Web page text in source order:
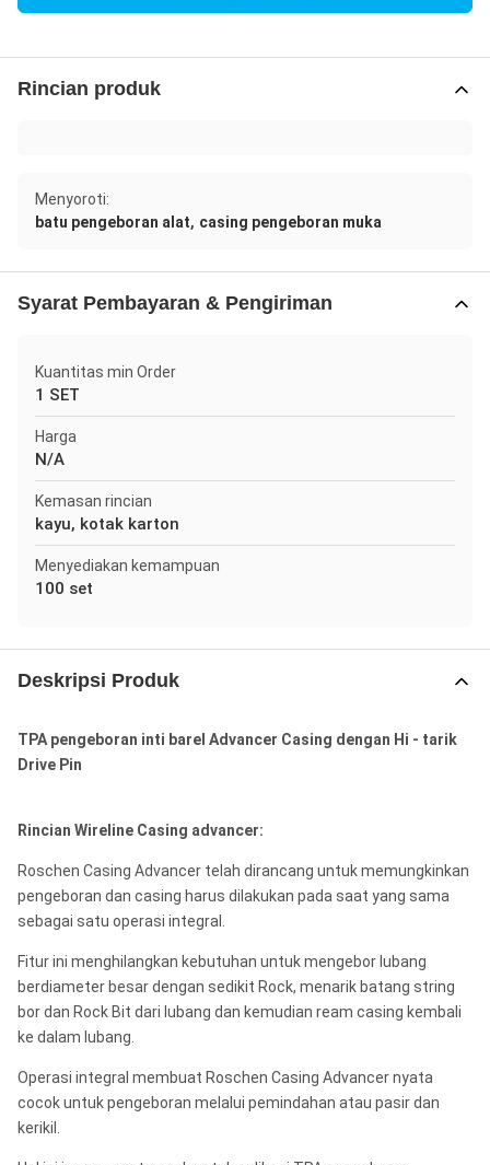
Rincian produk
Menyoroti:
batu pengeboran alat, casing pengeboran muka
Syarat Pembayaran & Pengiriman
Kuantitas min Order
1 SET
Harga
N/A
Kemasan rincian
kayu, kotak karton
Menyediakan kemampuan
100 set
Deskripsi Produk
TPA pengeboran inti barel Advancer Casing dengan Hi - tarik
Drive Pin
Rincian Wireline Casing advancer:
Roschen Casing Advancer telah dirancang untuk memungkinkan
pengeboran dan casing harus dilakukan pada saat yang sama
sebagai satu operasi integral.
Fitur ini menghilangkan kebutuhan untuk mengebor lubang
berdiameter besar dengan sedikit Rock, menarik batang string
bor dan Rock Bit dari lubang dan kemudian ream casing kembali
ke dalam lubang.
Operasi integral membuat Roschen Casing Advancer nyata
cocok untuk pengeboran melalui pemindahan atau pasir dan
kerikil.